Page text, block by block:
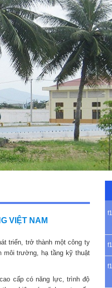
VIỆT NAM
triển, trở thành một công ty
môi trường, hạ tầng kỹ thuật
cấp có năng lực, trình độ